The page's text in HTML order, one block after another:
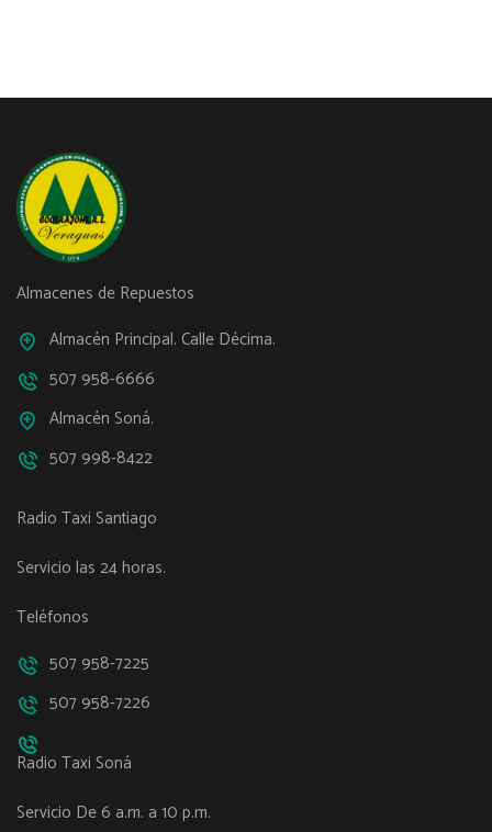
Almacenes de Repuestos
Almacén Principal. Calle Décima.
507 958-6666
Almacén Soná.
507 998-8422
Radio Taxi Santiago
Servicio las 24 horas.
Teléfonos
507 958-7225
507 958-7226
Radio Taxi Soná
Servicio De 6 a.m. a 10 p.m.